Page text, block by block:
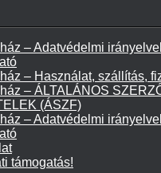
– Adatvédelmi
– Használat, szállítás,
– ÁLTALÁNOS
(ÁSZF)
– Adatvédelmi
támogatás!